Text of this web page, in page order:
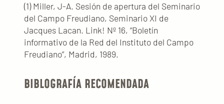
(1) Miller, J-A. Sesión de apertura del Seminario
del Campo Freudiano, Seminario XI de
Jacques Lacan. Link! Nº 16, “Boletín
informativo de la Red del Instituto del Campo
Freudiano”, Madrid, 1989.
BIBLOGRAFÍA RECOMENDADA